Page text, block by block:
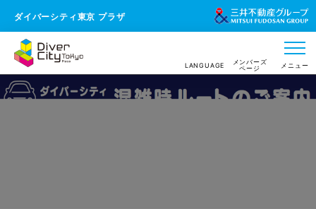
ダイバーシティ東京 プラザ
LANGUAGE メンバーズ
ページ メニュー